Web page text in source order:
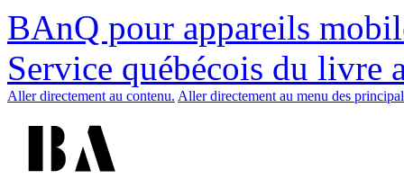
BAnQ pour appareils
Service québécois du livre
Aller directement au contenu. Aller directement au menu des